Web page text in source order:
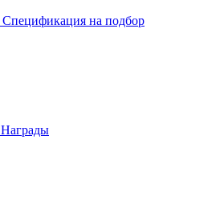
Спецификация на подбор
Награды